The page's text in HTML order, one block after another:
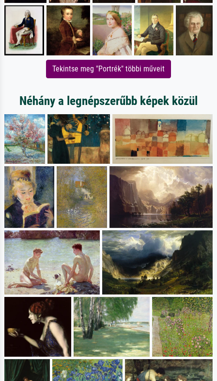
Tekintse meg "Portrék" többi műveit
Néhány a legnépszerűbb képek közül